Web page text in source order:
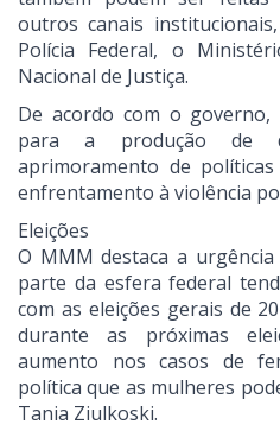
outros canais
Polícia Federal, o
Nacional de Justiça.
De acordo com o
para a produção de
aprimoramento de
enfrentamento à violência
Eleições
O MMM destaca a
parte da esfera federal
com as eleições gerais de
durante as próximas
aumento nos casos de
política que as mulheres
Tania Ziulkoski.